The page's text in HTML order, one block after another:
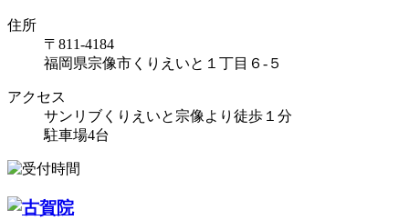
住所
〒811-4184
福岡県宗像市くりえいと１丁目６-５
アクセス
サンリブくりえいと宗像より徒歩１分
駐車場4台